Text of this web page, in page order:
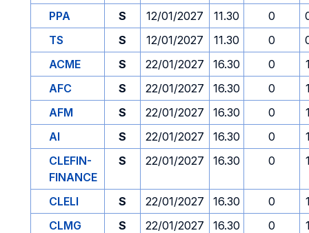
PPA
S 12/01/2027 11.30 0
TS
S 12/01/2027 11.30 0
ACME
S 22/01/2027 16.30 0
AFC
S 22/01/2027 16.30 0
AFM
S 22/01/2027 16.30 0
AI
S 22/01/2027 16.30 0
CLEFIN-
FINANCE
S 22/01/2027 16.30 0
CLELI S 22/01/2027 16.30 0
CLMG
S 22/01/2027 16.30 0